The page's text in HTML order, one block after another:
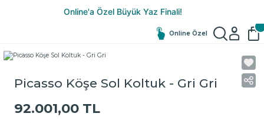
Online Özel
Picasso Köşe Sol Koltuk - Gri Gri
92.001,00 TL